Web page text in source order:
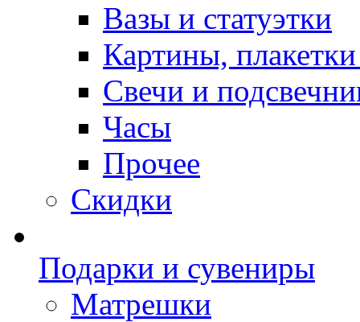
Вазы и статуэтки
Картины,
Свечи и
Часы
Прочее
Скидки
Подарки и сувениры
Матрешки